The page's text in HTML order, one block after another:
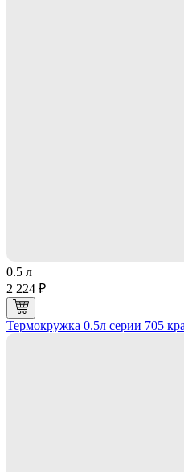
0.5 л
2 224 ₽
Термокружка 0.5л серии 705